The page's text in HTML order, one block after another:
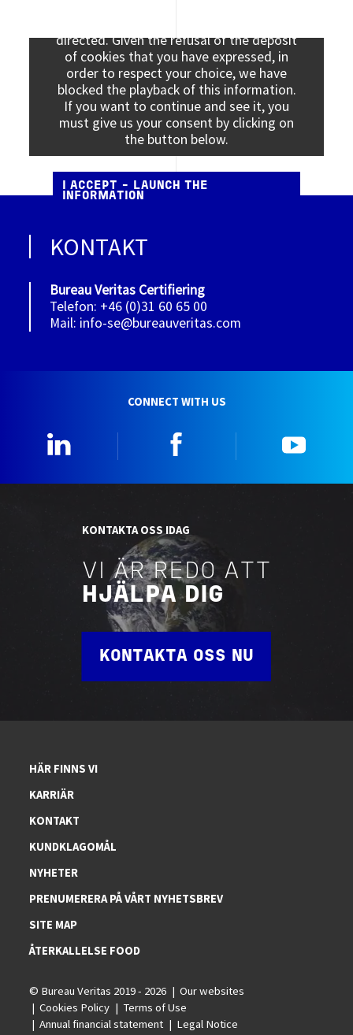
directed. Given the refusal of the deposit
of cookies that you have expressed, in
order to respect your choice, we have
blocked the playback of this information.
If you want to continue and see it, you
must give us your consent by clicking on
the button below.
I ACCEPT - LAUNCH THE
INFORMATION
KONTAKT
Bureau Veritas Certifiering
Telefon: +46 (0)31 60 65 00
Mail: info-se@bureauveritas.com
CONNECT WITH US
KONTAKTA OSS IDAG
VI ÄR REDO ATT
HJÄLPA DIG
KONTAKTA OSS NU
HÄR FINNS VI
KARRIÄR
KONTAKT
KUNDKLAGOMÅL
NYHETER
PRENUMERERA PÅ VÅRT NYHETSBREV
SITE MAP
ÅTERKALLELSE FOOD
© Bureau Veritas 2019 - 2026
Our websites
Cookies Policy
Terms of Use
Annual financial statement
Legal Notice